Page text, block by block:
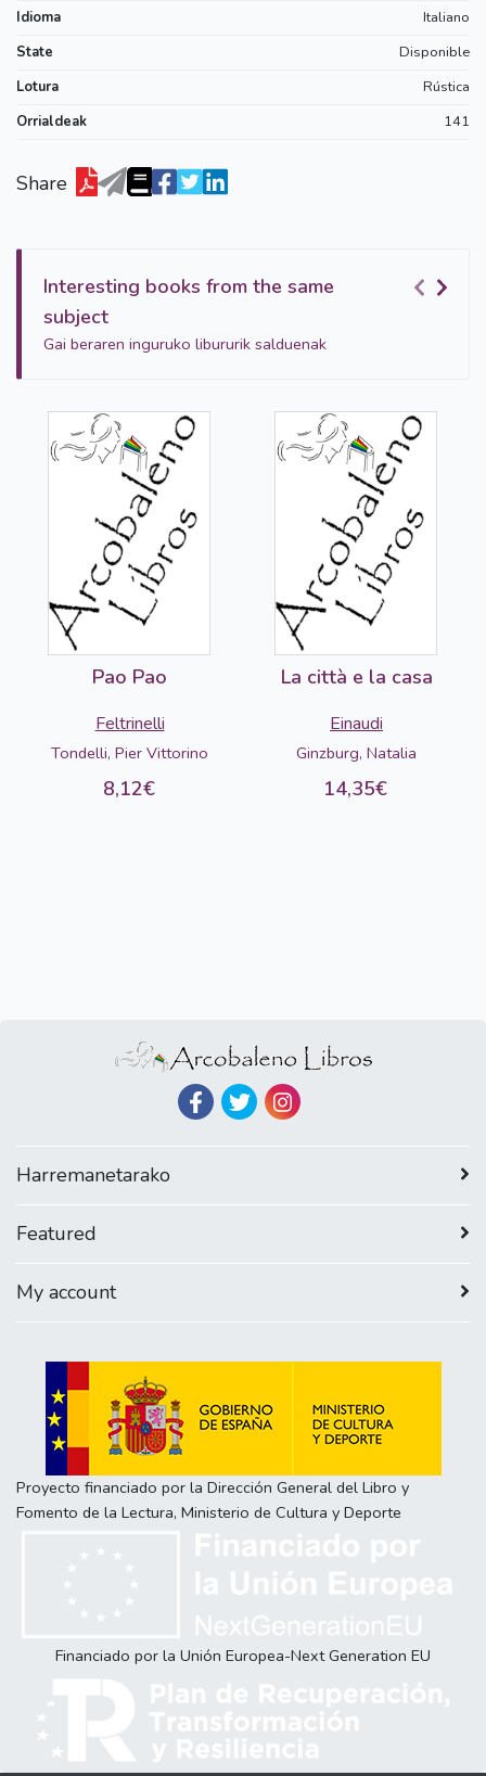
Idioma
Italiano
State
Disponible
Lotura
Rústica
Orrialdeak
141
Share
Interesting books from the same
subject
Gai beraren inguruko libururik salduenak
Pao Pao
Feltrinelli
Tondelli, Pier Vittorino
8,12€
La città e la casa
Einaudi
Ginzburg, Natalia
14,35€
Harremanetarako
Featured
My account
Proyecto financiado por la Dirección General del Libro y
Fomento de la Lectura, Ministerio de Cultura y Deporte
Financiado por la Unión Europea-Next Generation EU